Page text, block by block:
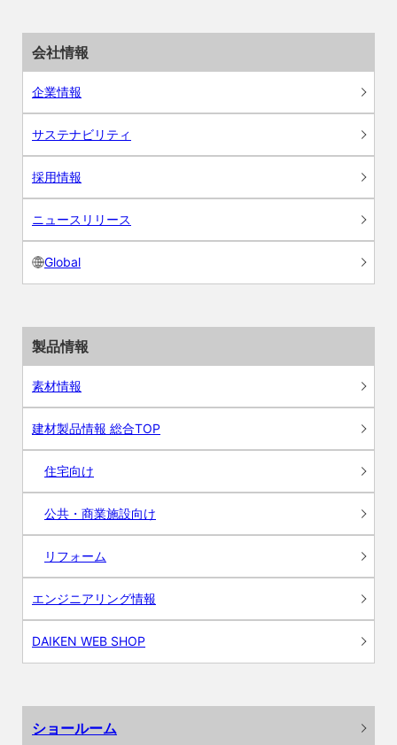
会社情報
企業情報
サステナビリティ
採用情報
ニュースリリース
Global
製品情報
素材情報
建材製品情報 総合TOP
住宅向け
公共・商業施設向け
リフォーム
エンジニアリング情報
DAIKEN WEB SHOP
ショールーム